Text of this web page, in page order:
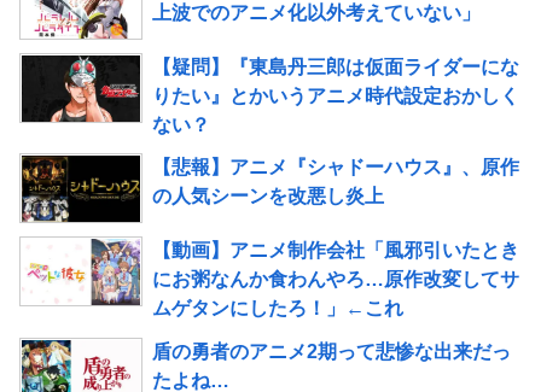
上波でのアニメ化以外考えていない」
【疑問】『東島丹三郎は仮面ライダーにな
りたい』とかいうアニメ時代設定おかしく
ない？
【悲報】アニメ『シャドーハウス』、原作
の人気シーンを改悪し炎上
【動画】アニメ制作会社「風邪引いたとき
にお粥なんか食わんやろ…原作改変してサ
ムゲタンにしたろ！」←これ
盾の勇者のアニメ2期って悲惨な出来だっ
たよね…